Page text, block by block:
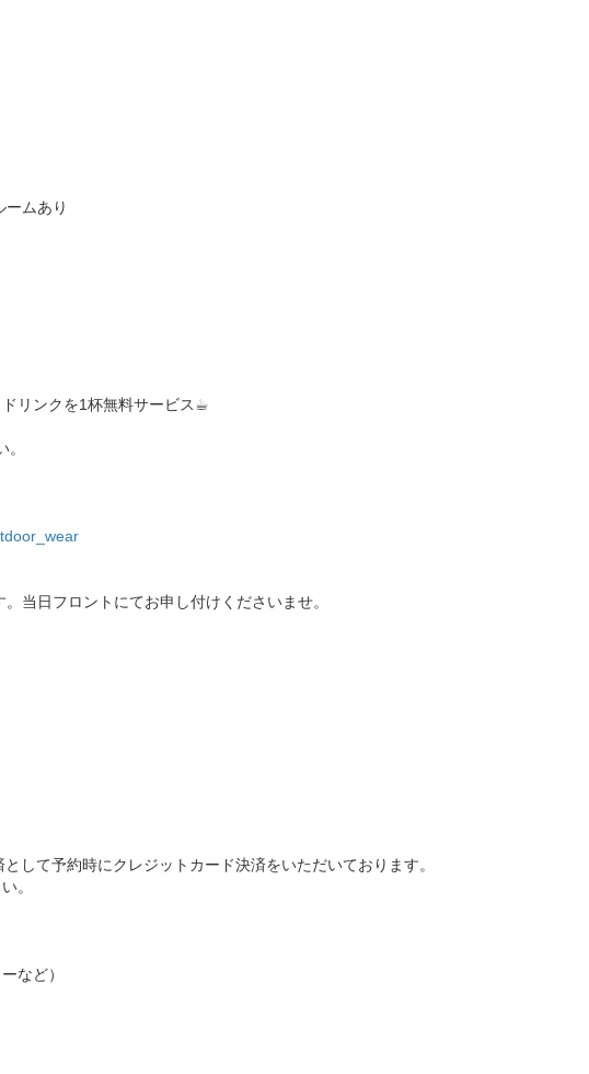
ムあり
リンクを1杯無料サービス☕︎
当日フロントにてお申し付けくださいませ。
して予約時にクレジットカード決済をいただいております。
。
など）